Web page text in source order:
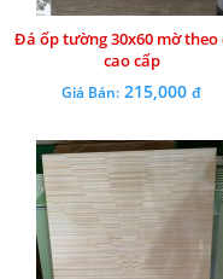
Đá ốp tường 30x60 mờ theo
cao cấp
Giá Bán: 215,000đ